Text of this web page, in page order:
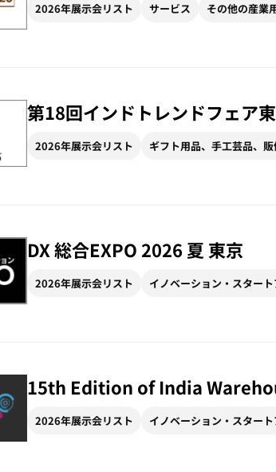
2026年展示会リスト サービス その他の産業
第18回インドトレンドフェア
2026年展示会リスト ギフト用品、手工芸品、
DX 総合EXPO 2026 夏 東京
2026年展示会リスト イノベーション・スター
15th Edition of India
2026年展示会リスト イノベーション・スター